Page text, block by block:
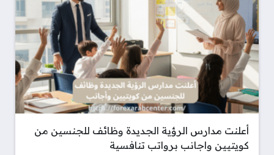
أعلنت مدارس الرؤية الجديدة وظائف للجنسين من
كويتيين واجانب برواتب تنافسية